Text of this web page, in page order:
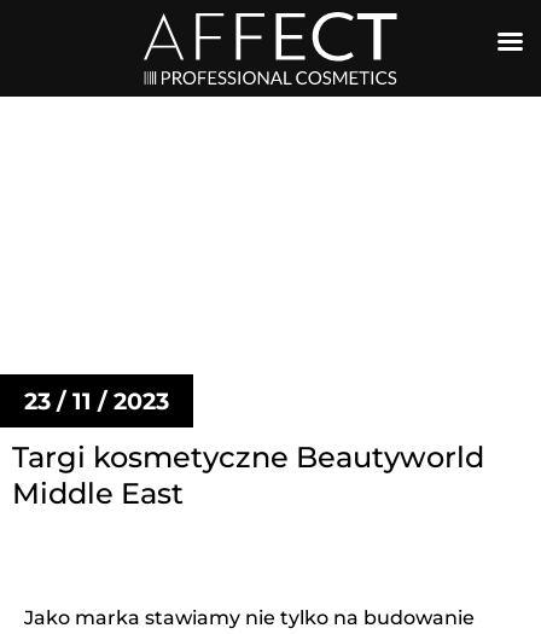
23 / 11 / 2023
Targi kosmetyczne Beautyworld
Middle East
Jako marka stawiamy nie tylko na budowanie